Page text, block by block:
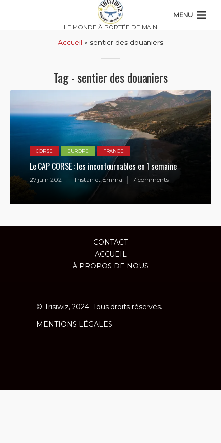
LE MONDE À PORTÉE DE MAIN
MENU
Accueil » sentier des douaniers
Tag - sentier des douaniers
CORSE EUROPE FRANCE
Le CAP CORSE : les incontournables en 1 semaine
27 juin 2021 Tristan et Emma 7 comments
CONTACT
ACCUEIL
À PROPOS DE NOUS
© Trisiwiz, 2024. Tous droits réservés.
MENTIONS LÉGALES